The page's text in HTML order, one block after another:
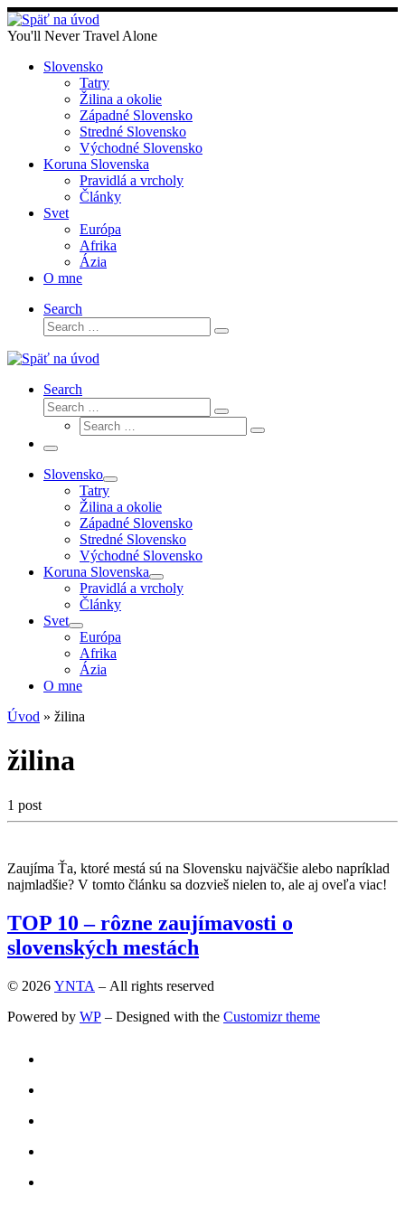
Skip
to
You'll Never Travel Alone
Slovensko
Tatry
Žilina a okolie
Západné Slovensko
Stredné Slovensko
Východné Slovensko
Koruna Slovenska
Pravidlá a vrcholy
Články
Svet
Európa
Afrika
Ázia
O mne
Search
Search
Search
Search
Search
Search
Search
Search
Menu
Slovensko
Tatry
Žilina a okolie
Západné Slovensko
Stredné Slovensko
Východné Slovensko
Koruna Slovenska
Pravidlá a vrcholy
Články
Svet
Európa
Afrika
Ázia
O mne
Úvod » žilina
žilina
1 post
Zaujíma Ťa, ktoré mestá sú na Slovensku najväčšie alebo napríklad
najmladšie? V tomto článku sa dozvieš nielen to, ale aj oveľa viac!
TOP 10 – rôzne zaujímavosti o
slovenských mestách
© 2026 YNTA – All rights reserved
Powered by WP – Designed with the Customizr theme